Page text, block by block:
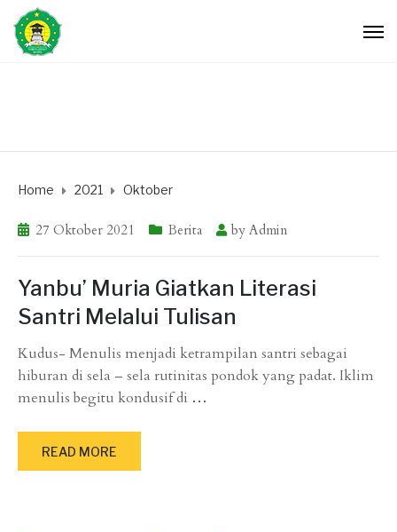
Home 2021 Oktober
27 Oktober 2021 Berita by Admin
Yanbu’ Muria Giatkan Literasi
Santri Melalui Tulisan
Kudus- Menulis menjadi ketrampilan santri sebagai
hiburan di sela – sela rutinitas pondok yang padat. Iklim
menulis begitu kondusif di …
READ MORE